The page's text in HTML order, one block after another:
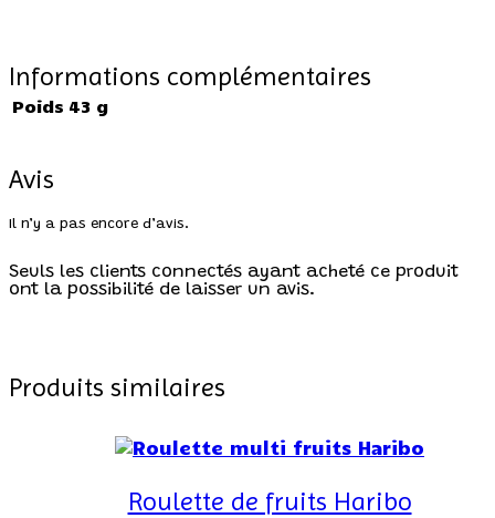
Informations complémentaires
Poids 43 g
Avis
Il n’y a pas encore d’avis.
Seuls les clients connectés ayant acheté ce produit
ont la possibilité de laisser un avis.
Produits similaires
Roulette de fruits Haribo